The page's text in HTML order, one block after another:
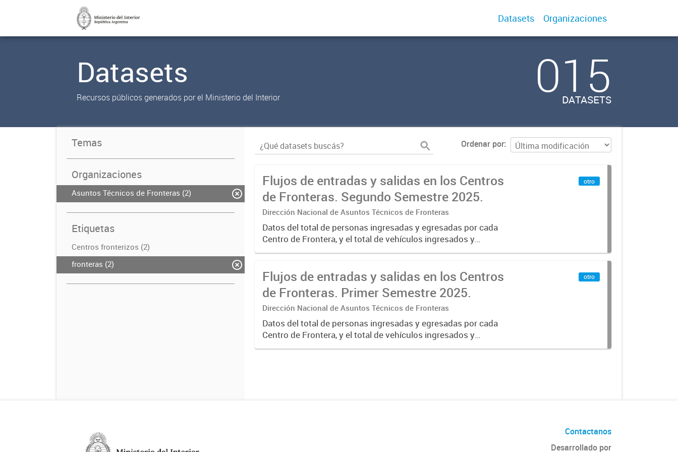
Datasets Organizaciones
Datasets
Recursos públicos generados por el Ministerio del Interior 015
DATASETS
Temas
Organizaciones
Asuntos Técnicos de Fronteras (2)
Etiquetas
Centros fronterizos (2)
fronteras (2)
Ordenar por
Flujos de entradas y salidas en los Centros
de Fronteras. Segundo Semestre 2025.
Dirección Nacional de Asuntos Técnicos de Fronteras
Datos del total de personas ingresadas y egresadas por cada
Centro de Frontera, y el total de vehículos ingresados y
egresados, discriminados por tipo: livianos, ómnibus y carga.
otro
Flujos de entradas y salidas en los Centros
de Fronteras. Primer Semestre 2025.
Dirección Nacional de Asuntos Técnicos de Fronteras
Datos del total de personas ingresadas y egresadas por cada
Centro de Frontera, y el total de vehículos ingresados y
egresados, discriminados por tipo: livianos, ómnibus y carga.
otro
Contactanos
Desarrollado por